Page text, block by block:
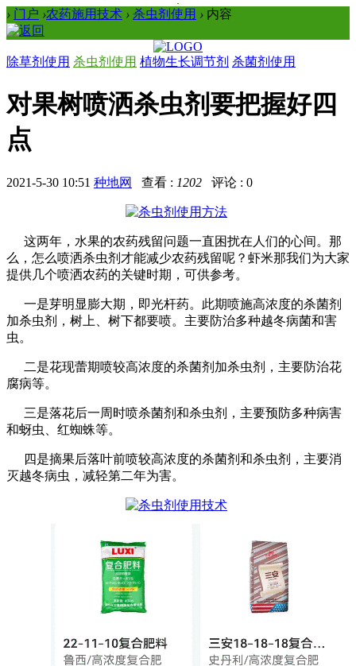
› 门户 ›农药施用技术 › 杀虫剂使用 › 内容
除草剂使用 杀虫剂使用 植物生长调节剂 杀菌剂使用
对果树喷洒杀虫剂要把握好四
点
2021-5-30 10:51 种地网 查看 : 1202 评论 : 0
这两年，水果的农药残留问题一直困扰在人们的心间。那
么，怎么喷洒杀虫剂才能减少农药残留呢？虾米那我们为大家
提供几个喷洒农药的关键时期，可供参考。
一是芽明显膨大期，即光杆药。此期喷施高浓度的杀菌剂
加杀虫剂，树上、树下都要喷。主要防治多种越冬病菌和害
虫。
二是花现蕾期喷较高浓度的杀菌剂加杀虫剂，主要防治花
腐病等。
三是落花后一周时喷杀菌剂和杀虫剂，主要预防多种病害
和蚜虫、红蜘蛛等。
四是摘果后落叶前喷较高浓度的杀菌剂和杀虫剂，主要消
灭越冬病虫，减轻第二年为害。